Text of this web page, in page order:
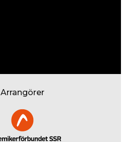
Arrangörer